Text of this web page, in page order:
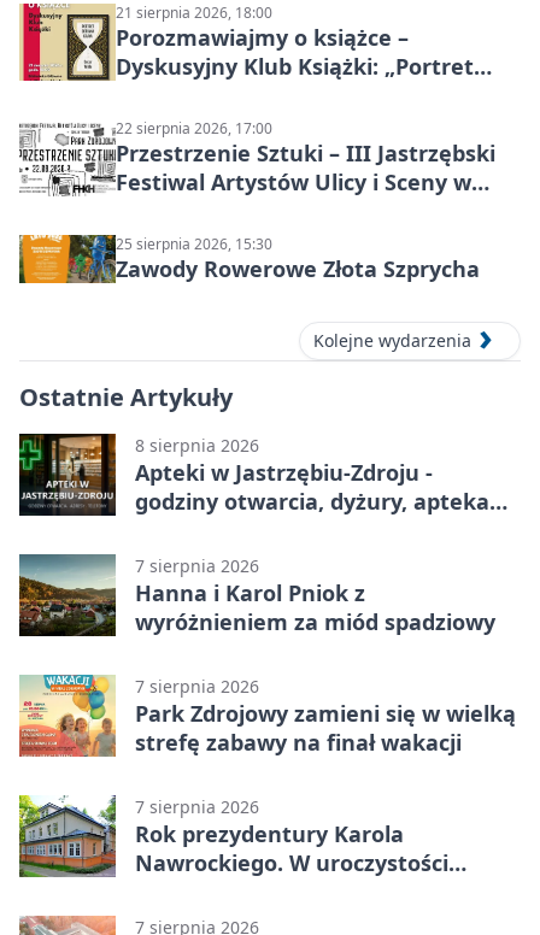
21 sierpnia 2026, 18:00
Porozmawiajmy o książce –
Dyskusyjny Klub Książki: „Portret
22 sierpnia 2026, 17:00
Przestrzenie Sztuki – III Jastrzębski
Festiwal Artystów Ulicy i Sceny w
25 sierpnia 2026, 15:30
Zawody Rowerowe Złota Szprycha
Kolejne wydarzenia
Ostatnie Artykuły
8 sierpnia 2026
Apteki w Jastrzębiu-Zdroju -
godziny otwarcia, dyżury, apteka
7 sierpnia 2026
Hanna i Karol Pniok z
wyróżnieniem za miód spadziowy
7 sierpnia 2026
Park Zdrojowy zamieni się w wielką
strefę zabawy na finał wakacji
7 sierpnia 2026
Rok prezydentury Karola
Nawrockiego. W uroczystości
7 sierpnia 2026